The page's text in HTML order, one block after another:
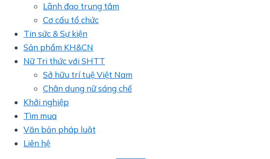
Lãnh đạo trung tâm
Cơ cấu tổ chức
Tin sức & Sự kiện
Sản phẩm KH&CN
Nữ Tri thức với SHTT
Sở hữu trí tuệ Việt Nam
Chân dung nữ sáng chế
Khởi nghiệp
Tìm mua
Văn bản pháp luật
Liên hệ